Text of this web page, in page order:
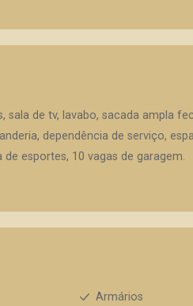
de tv, lavabo, sacada ampla
dependência de serviço,
esportes, 10 vagas de garagem.
Armários